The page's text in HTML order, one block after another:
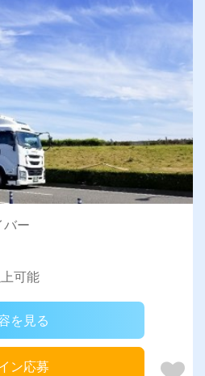
ー
可能
を見る
ン応募